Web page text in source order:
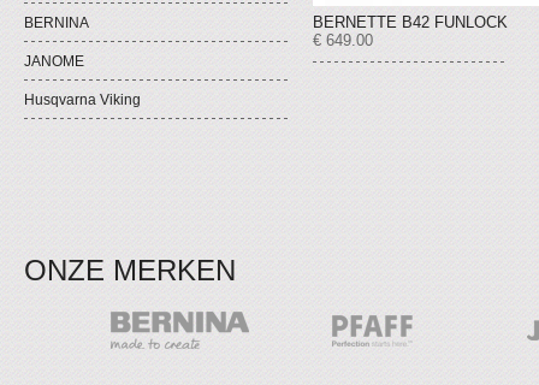
BERNINA
JANOME
Husqvarna Viking
BERNETTE B42 FUNLOCK
€ 649.00
ONZE MERKEN